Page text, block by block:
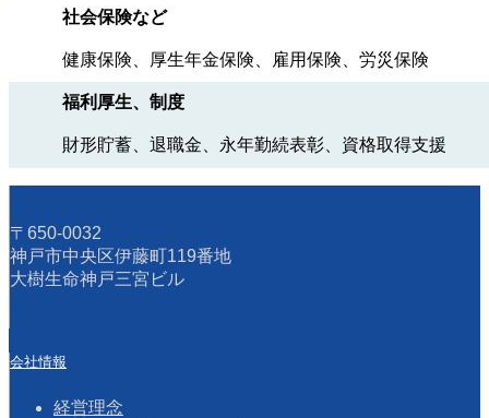
社会保険など
健康保険、厚生年金保険、雇用保険、労災保険
福利厚生、制度
財形貯蓄、退職金、永年勤続表彰、資格取得支援
〒650-0032
神戸市中央区伊藤町119番地
大樹生命神戸三宮ビル
会社情報
経営理念